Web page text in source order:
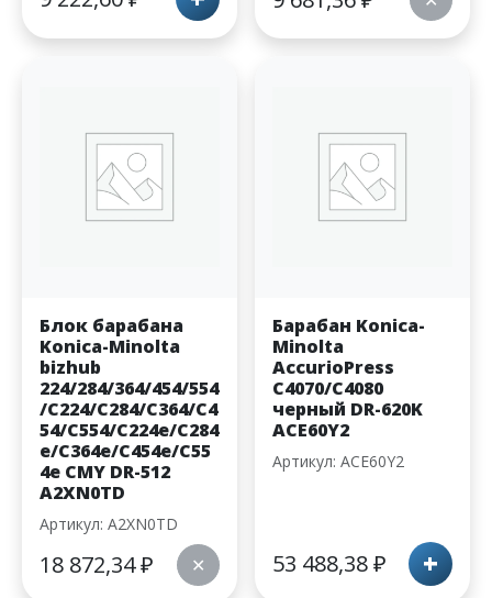
Блок барабана
Konica-Minolta
bizhub
224/284/364/454/554
/C224/C284/C364/C4
54/C554/C224e/C284
e/C364e/C454e/C55
4e CMY DR-512
A2XN0TD
Артикул: A2XN0TD
18 872,34₽ ✕
Барабан Konica-
Minolta
AccurioPress
C4070/C4080
черный DR-620K
ACE60Y2
Артикул: ACE60Y2
53 488,38₽ +